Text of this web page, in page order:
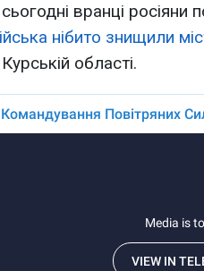
вранці
нібито знищили
області.